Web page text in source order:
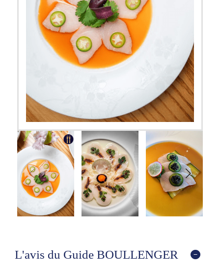
L'avis du Guide BOULLENGER